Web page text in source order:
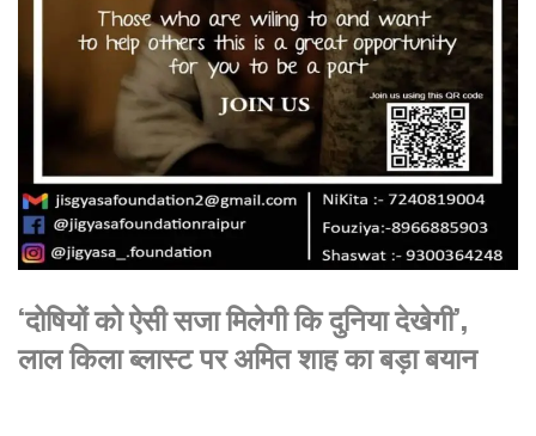
‘दोषियों को ऐसी सजा मिलेगी कि दुनिया देखेगी’,
लाल किला ब्लास्ट पर अमित शाह का बड़ा बयान